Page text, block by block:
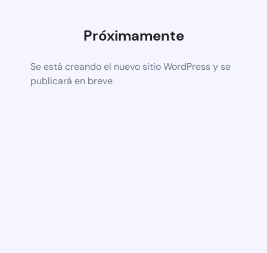
Próximamente
Se está creando el nuevo sitio WordPress y se
publicará en breve